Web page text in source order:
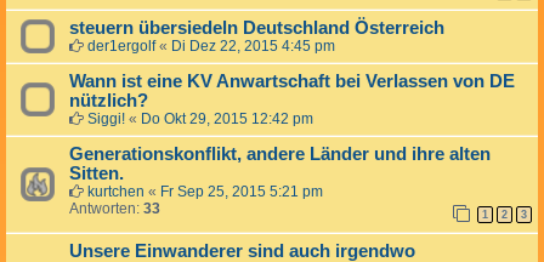
steuern übersiedeln Deutschland Österreich
der1ergolf« Di Dez 22, 2015 4:45 pm
Wann ist eine KV Anwartschaft bei Verlassen von DE
nützlich?
Siggi! « Do Okt 29, 2015 12:42 pm
Generationskonflikt, andere Länder und ihre alten
Sitten.
kurtchen « Fr Sep 25, 2015 5:21 pm
Antworten: 33 1 2 3
Unsere Einwanderer sind auch irgendwo